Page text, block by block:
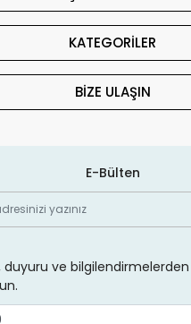
KATEGORİLER
BİZE ULAŞIN
E-Bülten
duyuru ve